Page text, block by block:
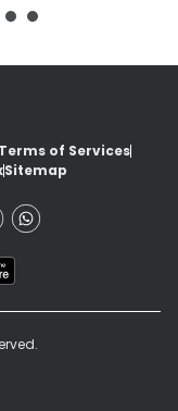
Terms of Services
Sitemap